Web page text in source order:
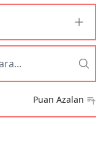
Puan Azalan